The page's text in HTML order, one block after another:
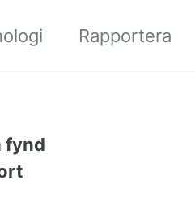
Rapportera
fynd